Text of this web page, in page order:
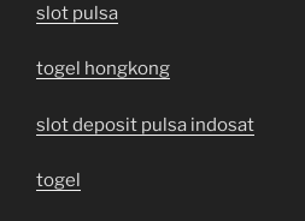
slot pulsa
togel hongkong
slot deposit pulsa indosat
togel